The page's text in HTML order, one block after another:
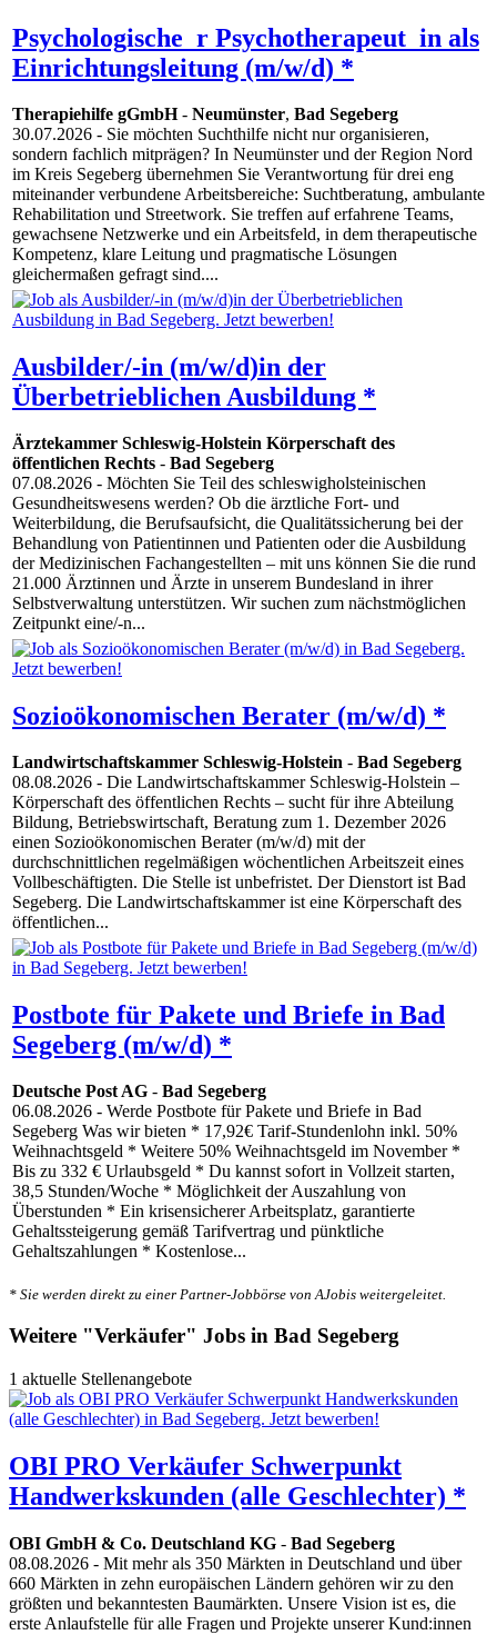
Psychologische_r Psychotherapeut_in als
Einrichtungsleitung (m/w/d) *
Therapiehilfe gGmbH- Neumünster, Bad Segeberg
30.07.2026 - Sie möchten Suchthilfe nicht nur organisieren,
sondern fachlich mitprägen? In Neumünster und der Region Nord
im Kreis Segeberg übernehmen Sie Verantwortung für drei eng
miteinander verbundene Arbeitsbereiche: Suchtberatung, ambulante
Rehabilitation und Streetwork. Sie treffen auf erfahrene Teams,
gewachsene Netzwerke und ein Arbeitsfeld, in dem therapeutische
Kompetenz, klare Leitung und pragmatische Lösungen
gleichermaßen gefragt sind....
Ausbilder/-in (m/w/d)in der
Überbetrieblichen Ausbildung *
Ärztekammer Schleswig-Holstein Körperschaft des
öffentlichen Rechts - Bad Segeberg
07.08.2026 - Möchten Sie Teil des schleswigholsteinischen
Gesundheitswesens werden? Ob die ärztliche Fort- und
Weiterbildung, die Berufsaufsicht, die Qualitätssicherung bei der
Behandlung von Patientinnen und Patienten oder die Ausbildung
der Medizinischen Fachangestellten – mit uns können Sie die rund
21.000 Ärztinnen und Ärzte in unserem Bundesland in ihrer
Selbstverwaltung unterstützen. Wir suchen zum nächstmöglichen
Zeitpunkt eine/-n...
Sozioökonomischen Berater (m/w/d) *
Landwirtschaftskammer Schleswig-Holstein - Bad Segeberg
08.08.2026 - Die Landwirtschaftskammer Schleswig-Holstein –
Körperschaft des öffentlichen Rechts – sucht für ihre Abteilung
Bildung, Betriebswirtschaft, Beratung zum 1. Dezember 2026
einen Sozioökonomischen Berater (m/w/d) mit der
durchschnittlichen regelmäßigen wöchentlichen Arbeitszeit eines
Vollbeschäftigten. Die Stelle ist unbefristet. Der Dienstort ist Bad
Segeberg. Die Landwirtschaftskammer ist eine Körperschaft des
öffentlichen...
Postbote für Pakete und Briefe in Bad
Segeberg (m/w/d) *
Deutsche Post AG - Bad Segeberg
06.08.2026 - Werde Postbote für Pakete und Briefe in Bad
Segeberg Was wir bieten * 17,92€ Tarif-Stundenlohn inkl. 50%
Weihnachtsgeld * Weitere 50% Weihnachtsgeld im November *
Bis zu 332 € Urlaubsgeld * Du kannst sofort in Vollzeit starten,
38,5 Stunden/Woche * Möglichkeit der Auszahlung von
Überstunden * Ein krisensicherer Arbeitsplatz, garantierte
Gehaltssteigerung gemäß Tarifvertrag und pünktliche
Gehaltszahlungen * Kostenlose...
* Sie werden direkt zu einer Partner-Jobbörse von AJobis weitergeleitet.
Weitere "Verkäufer" Jobs in Bad Segeberg
1 aktuelle Stellenangebote
OBI PRO Verkäufer Schwerpunkt
Handwerkskunden (alle Geschlechter) *
OBI GmbH & Co. Deutschland KG - Bad Segeberg
08.08.2026 - Mit mehr als 350 Märkten in Deutschland und über
660 Märkten in zehn europäischen Ländern gehören wir zu den
größten und bekanntesten Baumärkten. Unsere Vision ist es, die
erste Anlaufstelle für alle Fragen und Projekte unserer Kund:innen